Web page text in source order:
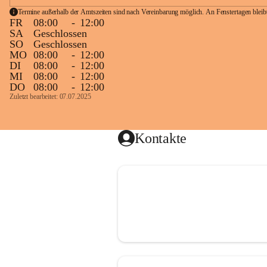
Termine außerhalb der Amtszeiten sind nach Vereinbarung möglich. An Fenstertagen
FR 08:00 - 12:00
SA
Geschlossen
SO
Geschlossen
MO 08:00 - 12:00
DI
08:00 - 12:00
MI
08:00 - 12:00
DO
08:00 - 12:00
Zuletzt bearbeitet: 07.07.2025
Kontakte